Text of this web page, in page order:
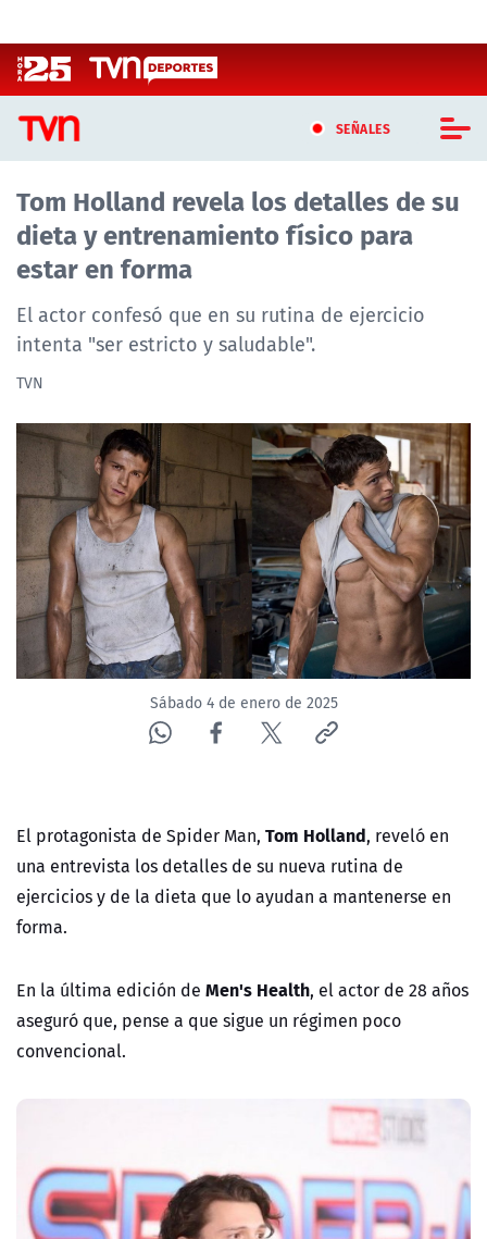
SEÑALES
CASTING MASTERCHEF CHILE
CASTING TVN VERTICAL
TVN VERTICAL
TVN PLAY
TELESERIES
NTV
ACTUALIDAD Y TENDENCIAS
CORPORATIVO Y TRANSPARENCIA
CANAL DE DENUNCIAS
ÁREA DE PROYECTOS
Tom Holland revela los detalles de su
dieta y entrenamiento físico para
estar en forma
El actor confesó que en su rutina de ejercicio
intenta "ser estricto y saludable".
TVN
Sábado 4 de enero de 2025
El protagonista de Spider Man, Tom Holland, reveló en
una entrevista los detalles de su nueva rutina de
ejercicios y de la dieta que lo ayudan a mantenerse en
forma.
En la última edición de Men's Health, el actor de 28 años
aseguró que, pense a que sigue un régimen poco
convencional.